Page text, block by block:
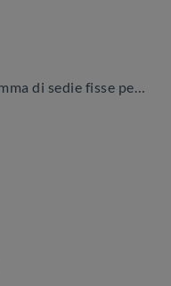
Clicca per scoprire una ricca gamma di sedie fisse per stanze moderne: il modello Pick Up di Zamagna ti attende!